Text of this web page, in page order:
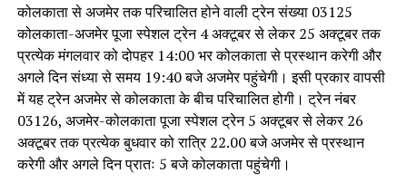
कोलकाता से अजमेर तक परिचालित होने वाली ट्रेन संख्या 03125
कोलकाता-अजमेर पूजा स्पेशल ट्रेन 4 अक्टूबर से लेकर 25 अक्टूबर तक
प्रत्येक मंगलवार को दोपहर 14:00 भर कोलकाता से प्रस्थान करेगी और
अगले दिन संध्या से समय 19:40 बजे अजमेर पहुंचेगी। इसी प्रकार वापसी
में यह ट्रेन अजमेर से कोलकाता के बीच परिचालित होगी। ट्रेन नंबर
03126, अजमेर-कोलकाता पूजा स्पेशल ट्रेन 5 अक्टूबर से लेकर 26
अक्टूबर तक प्रत्येक बुधवार को रात्रि 22.00 बजे अजमेर से प्रस्थान
करेगी और अगले दिन प्रातः 5 बजे कोलकाता पहुंचेगी।